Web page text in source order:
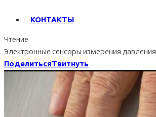
КОНТАКТЫ
Чтение
Электронные сенсоры измерения давления
ПоделитьсяТвитнуть